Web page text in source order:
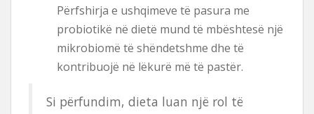
Përfshirja e ushqimeve të pasura me
probiotikë në dietë mund të mbështesë një
mikrobiomë të shëndetshme dhe të
kontribuojë në lëkurë më të pastër.
Si përfundim, dieta luan një rol të